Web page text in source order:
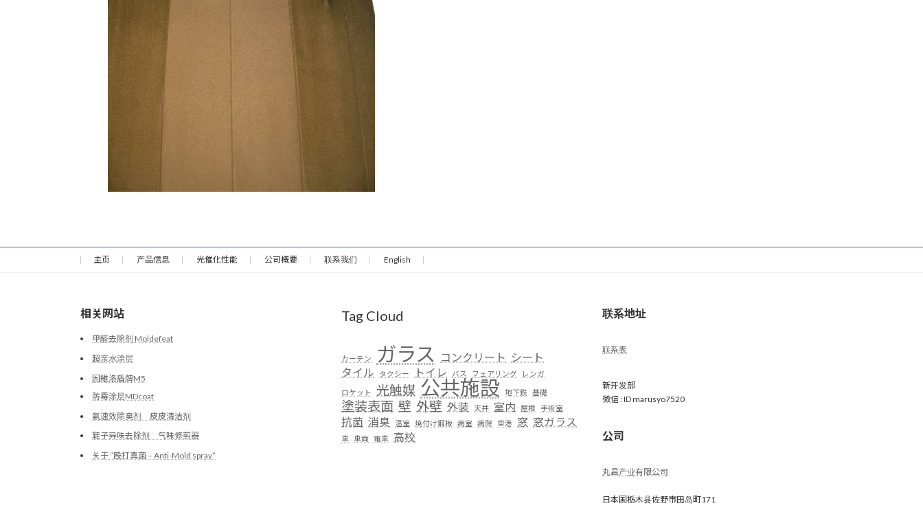
主页 产品信息 光催化性能 公司概要 联系我们 English
相关网站
甲醛去除剂 Moldefeat
超亲水涂层
因維洛盾牌M5
防霉涂层MDcoat
氨速效除臭剂 皮皮清洁剂
鞋子异味去除剂 气味修剪器
关于 ”殴打真菌 – Anti-Mold spray”
Tag Cloud
カーテン ガラス コンクリート シート
タイル
タクシー トイレ バス フェアリング レンガ
ロケット 光触媒 公共施設 地下鉄 基礎
塗装表面 壁 外壁 外装 天井 室内 屋根 手術室
抗菌 消臭 温室 焼付け鋼板 病室 病院 空港 窓 窓ガラス
車 車両 電車 高校
联系地址
联系表
新开发部
微信 : ID marusyo7520
公司
丸昌产业有限公司
日本国栃木县佐野市田岛町171